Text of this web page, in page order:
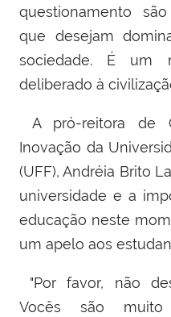
questionamento
que desejam
sociedade. É um
deliberado à
A pró-reitora de
Inovação da
(UFF), Andréia Brito
universidade e a
educação neste
um apelo aos
"Por favor, não
Vocês são